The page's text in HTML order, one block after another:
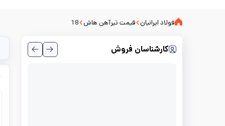
فولاد ایرانیان قیمت تیرآهن هاش 18
کارشناسان فروش